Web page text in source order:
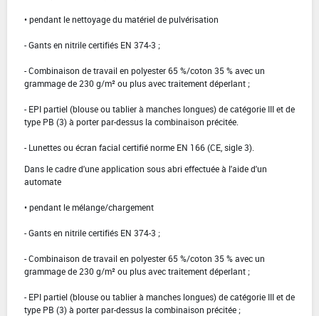
• pendant le nettoyage du matériel de pulvérisation
- Gants en nitrile certifiés EN 374-3 ;
- Combinaison de travail en polyester 65 %/coton 35 % avec un
grammage de 230 g/m² ou plus avec traitement déperlant ;
- EPI partiel (blouse ou tablier à manches longues) de catégorie III et de
type PB (3) à porter par-dessus la combinaison précitée.
- Lunettes ou écran facial certifié norme EN 166 (CE, sigle 3).
Dans le cadre d'une application sous abri effectuée à l'aide d'un
automate
• pendant le mélange/chargement
- Gants en nitrile certifiés EN 374-3 ;
- Combinaison de travail en polyester 65 %/coton 35 % avec un
grammage de 230 g/m² ou plus avec traitement déperlant ;
- EPI partiel (blouse ou tablier à manches longues) de catégorie III et de
type PB (3) à porter par-dessus la combinaison précitée ;